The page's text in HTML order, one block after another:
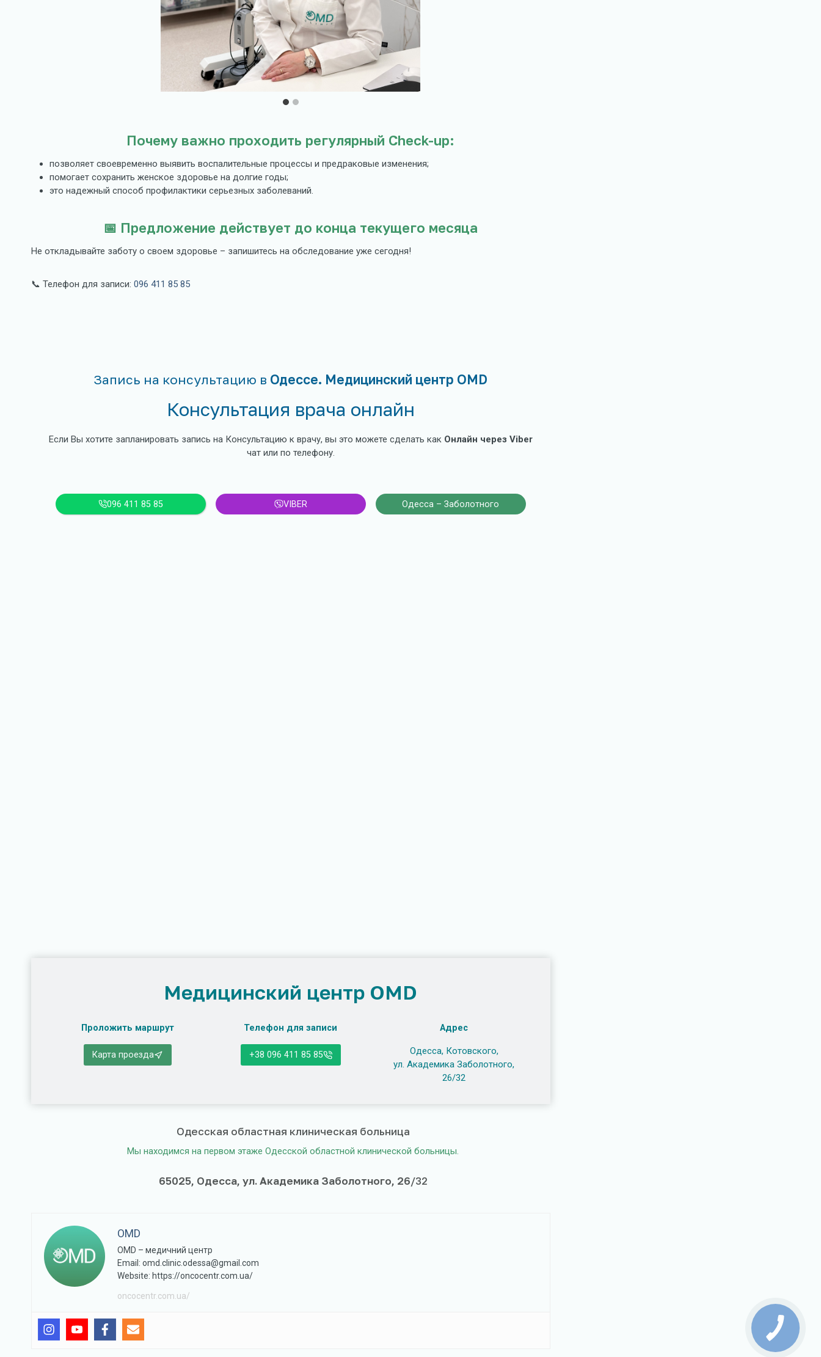
Почему важно проходить регулярный Check-up:
позволяет своевременно выявить воспалительные процессы и предраковые изменения;
помогает сохранить женское здоровье на долгие годы;
это надежный способ профилактики серьезных заболеваний.
📅 Предложение действует до конца текущего месяца
Не откладывайте заботу о своем здоровье – запишитесь на обследование уже сегодня!
📞 Телефон для записи: 096 411 85 85
Запись на консультацию в Одессе. Медицинский центр OMD
Консультация врача онлайн
Если Вы хотите запланировать запись на Консультацию к врачу, вы это можете сделать какОнлайн через Viber
чат или по телефону.
096 411 85 85 VIBER Одесса – Заболотного
Медицинский центр OMD
Проложить маршрут
Карта проезда
Телефон для записи
+38 096 411 85 85
Адрес
Одесса, Котовского,
ул. Академика Заболотного,
26/32
Одесская областная клиническая больница
Мы находимся на первом этаже Одесской областной клинической больницы.
65025, Одесса, ул. Академика Заболотного, 26/32
OMD
OMD – медичний центр
Email: omd.clinic.odessa@gmail.com
Website: https://oncocentr.com.ua/
oncocentr.com.ua/